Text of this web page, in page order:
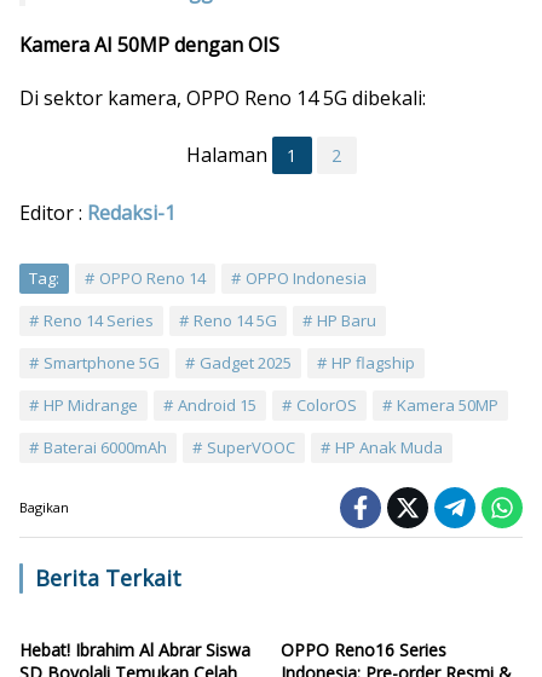
Kamera AI 50MP dengan OIS
Di sektor kamera, OPPO Reno 14 5G dibekali:
Halaman 1 2
Editor : Redaksi-1
Tag: OPPO Reno 14
OPPO Indonesia
Reno 14 Series
Reno 14 5G
HP Baru
Smartphone 5G
Gadget 2025
HP flagship
HP Midrange
Android 15 ColorOS
Kamera 50MP
Baterai 6000mAh
SuperVOOC HP Anak Muda
Bagikan
Berita Terkait
Hebat! Ibrahim Al Abrar Siswa
OPPO Reno16 Series